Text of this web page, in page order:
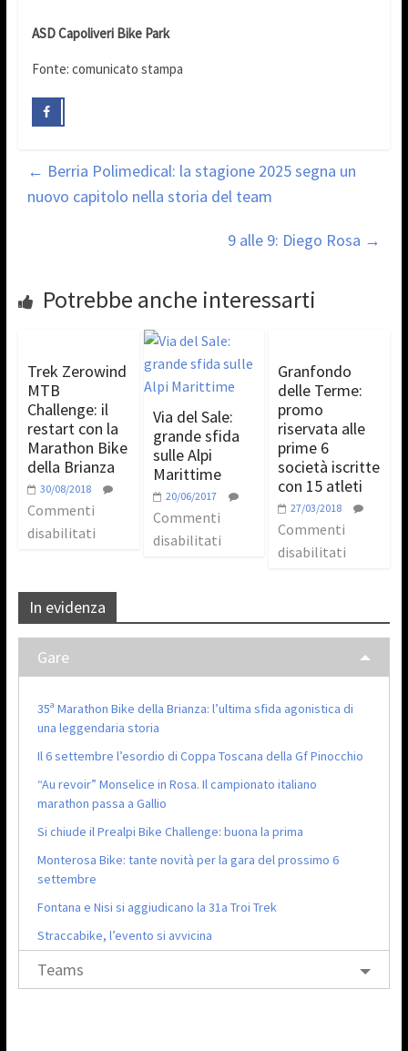
ASD Capoliveri Bike Park
Fonte: comunicato stampa
← Berria Polimedical: la stagione 2025 segna un
nuovo capitolo nella storia del team
9 alle 9: Diego Rosa →
Potrebbe anche interessarti
Trek Zerowind
MTB
Challenge: il
restart con la
Marathon Bike
della Brianza
30/08/2018
Commenti
disabilitati
Via del Sale:
grande sfida
sulle Alpi
Marittime
20/06/2017
Commenti
disabilitati
Granfondo
delle Terme:
promo
riservata alle
prime 6
società iscritte
con 15 atleti
27/03/2018
Commenti
disabilitati
In evidenza
Gare
35ª Marathon Bike della Brianza: l’ultima sfida agonistica di
una leggendaria storia
Il 6 settembre l’esordio di Coppa Toscana della Gf Pinocchio
“Au revoir” Monselice in Rosa. Il campionato italiano
marathon passa a Gallio
Si chiude il Prealpi Bike Challenge: buona la prima
Monterosa Bike: tante novità per la gara del prossimo 6
settembre
Fontana e Nisi si aggiudicano la 31a Troi Trek
Straccabike, l’evento si avvicina
Teams